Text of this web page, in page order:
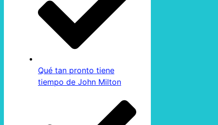
Qué tan pronto tiene
tiempo de John Milton